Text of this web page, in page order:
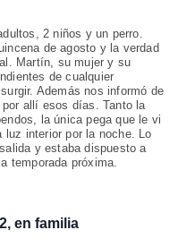
2 niños y un perro.
de agosto y la verdad
Martín, su mujer y su
de cualquier
Además nos informó de
allí esos días. Tanto la
la única pega que le vi
interior por la noche. Lo
y estaba dispuesto a
temporada próxima.
en familia